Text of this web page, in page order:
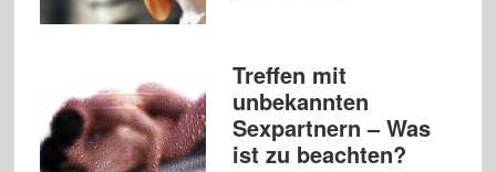
Treffen mit
unbekannten
Sexpartnern – Was
ist zu beachten?